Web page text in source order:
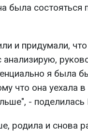
была состояться
и придумали,
анализирую,
я была
что она уехала
-
родила и снова